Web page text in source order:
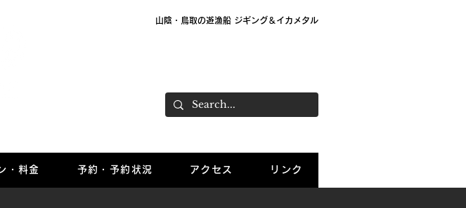
山陰・鳥取の遊漁船 ジギング＆イカメタル
・料金 予約・予約状況 アクセス リンク